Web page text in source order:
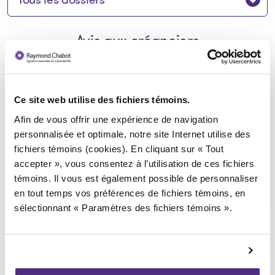
Ce site web utilise des fichiers témoins.
Afin de vous offrir une expérience de navigation
personnalisée et optimale, notre site Internet utilise des
fichiers témoins (cookies). En cliquant sur « Tout
accepter », vous consentez à l’utilisation de ces fichiers
témoins. Il vous est également possible de personnaliser
en tout temps vos préférences de fichiers témoins, en
sélectionnant « Paramètres des fichiers témoins ».
Avis aux créanciers
Avis de la faillite aux créanciers -
9280-5746 Québec inc.
2024-01-15
Télécharger
: Avis de la faillite aux